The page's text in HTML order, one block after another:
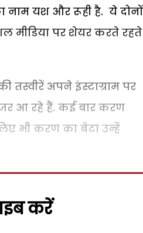
यश और रूही है. ये दोनों
मीडिया पर शेयर करते रहते
तस्वीरें अपने इंस्टाग्राम पर
आ रहे हैं. कई बार करण
भी करण का बेटा उन्हें
करें